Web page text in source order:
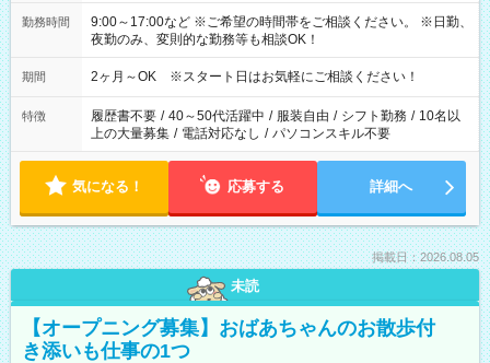
勤務時間
9:00～17:00など ※ご希望の時間帯をご相談ください。 ※日勤、
夜勤のみ、変則的な勤務等も相談OK！
期間 2ヶ月～OK ※スタート日はお気軽にご相談ください！
特徴 履歴書不要 / 40～50代活躍中 / 服装自由 / シフト勤務 / 10名以
上の大量募集 / 電話対応なし / パソコンスキル不要
気になる！ 応募する 詳細へ
掲載日：2026.08.05
未読
【オープニング募集】おばあちゃんのお散歩付
き添いも仕事の1つ